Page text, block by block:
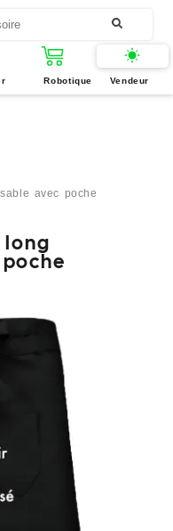
Robotique Vendeur
avec poche
long